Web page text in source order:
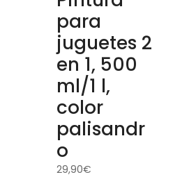
para
juguetes 2
en 1, 500
ml/1 l,
color
palisandr
o
29,90€